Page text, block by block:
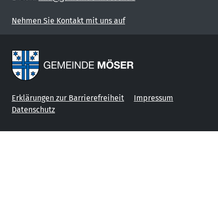
Nehmen Sie Kontakt mit uns auf
Erklärungen zur Barrierefreiheit
Impressum
Datenschutz